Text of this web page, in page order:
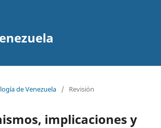
de Venezuela / Revisión
implicaciones y